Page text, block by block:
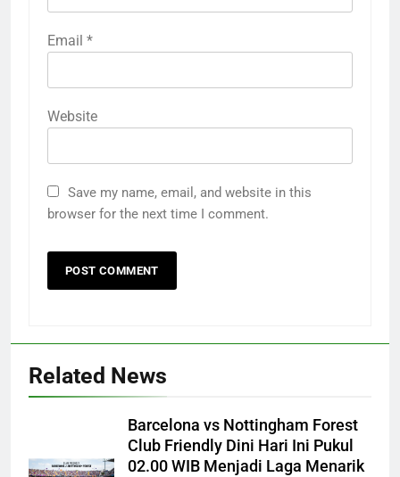
Email *
Website
Save my name, email, and website in this
browser for the next time I comment.
Related News
Barcelona vs Nottingham Forest
Club Friendly Dini Hari Ini Pukul
02.00 WIB Menjadi Laga Menarik